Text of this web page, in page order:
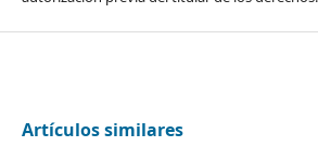
Artículos similares